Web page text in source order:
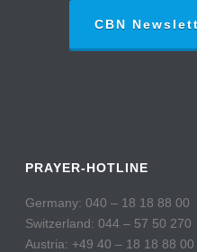
CBN
PRAYER-HOTLINE
Germany: 040 – 18 18 88 00
Switzerland: 044 – 57 50 270
Austria: +49 40 – 18 18 88 00